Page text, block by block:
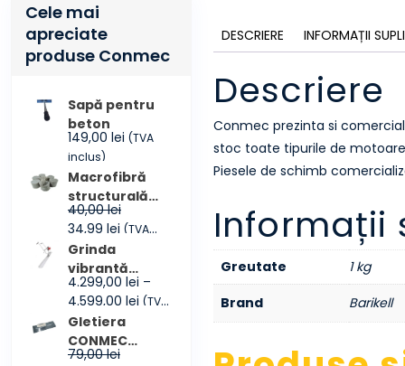
DESCRIERE INFORMAȚII
Descriere
Conmec prezinta si
stoc toate tipurile de
Piesele de schimb
Informații
Greutate
1 kg
Brand
Barikell
Cele mai
apreciate
produse Conmec
Sapă pentru
beton
149,00 lei (TVA
inclus)
Macrofibră
structurală
CONMEC
FIBRES
40,00lei
Prețul
inițial
a
fost:
40,00 lei.
34,99 lei Prețul
este:
34,99 lei.
(TVA
inclus)
Grinda
vibrantă
CONMEC
Maxscreed3
4.299,00 lei –
4.599,00 lei Interval
(TVA
inclus)
Gletiera
CONMEC
355×114 mm
79,00lei